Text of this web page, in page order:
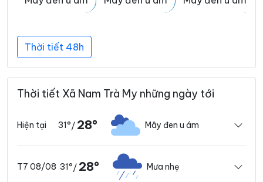
Thời tiết 48h
Thời tiết Xã Nam Trà My những ngày tới
Hiện tại 31°/ 28° Mây đen u ám
T7 08/08 31°/ 28° Mưa nhẹ